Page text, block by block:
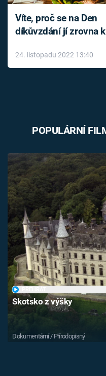
Víte, proč se na Den
díkůvzdání jí zrovna
24. listopadu 2022 13:40
POPULÁRNÍ
Skotsko z výšky
Dokumentární / Přírodopisný